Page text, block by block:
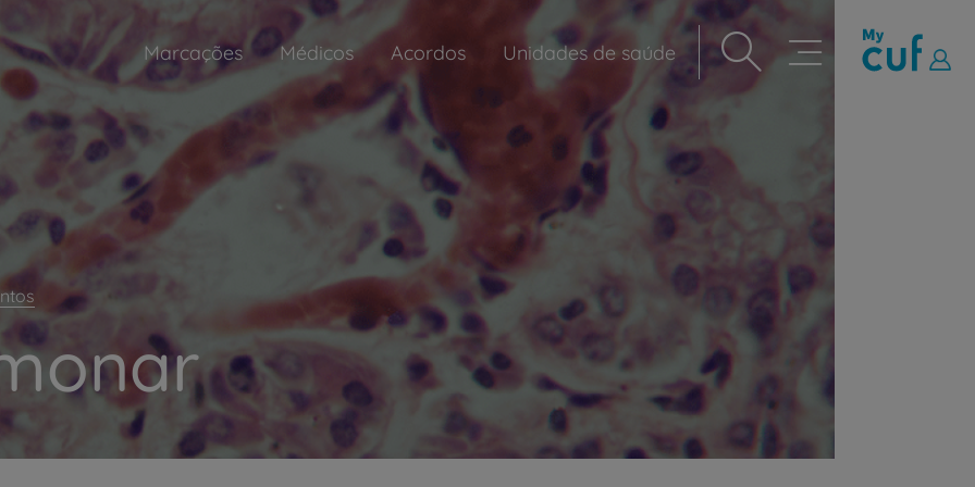
Navegação
principal
Marcações Médicos Acordos Unidades de saúde